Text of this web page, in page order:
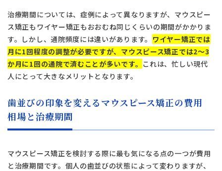
治療期間については、症例によって異なりますが、マウスピー
ス矯正もワイヤー矯正もおおむね同じくらいの期間がかかりま
す。しかし、通院頻度には違いがあります。 ワイヤー矯正では
月に1回程度の調整が必要ですが、マウスピース矯正では2〜3
か月に1回の通院で済むことが多いです。 これは、忙しい現代
人にとって大きなメリットとなります。
歯並びの印象を変えるマウスピース矯正の費用
相場と治療期間
マウスピース矯正を検討する際に最も気になる点の一つが費用
と治療期間です。個人の歯並びの状態によって変わりますが、